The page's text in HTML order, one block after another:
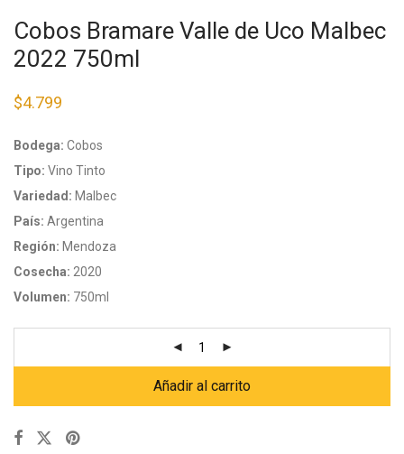
Cobos Bramare Valle de Uco Malbec
2022 750ml
$4.799
Bodega: Cobos
Tipo: Vino Tinto
Variedad: Malbec
País: Argentina
Región: Mendoza
Cosecha: 2020
Volumen: 750ml
Añadir al carrito